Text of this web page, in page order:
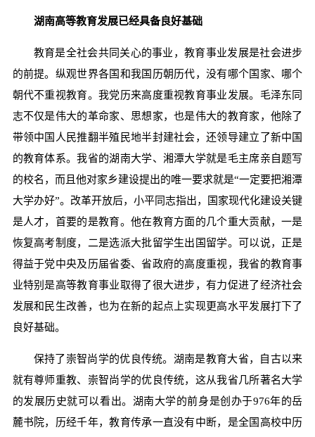
湖南高等教育发展已经具备良好基础
教育是全社会共同关心的事业，教育事业发展是社会进步
的前提。纵观世界各国和我国历朝历代，没有哪个国家、哪个
朝代不重视教育。我党历来高度重视教育事业发展。毛泽东同
志不仅是伟大的革命家、思想家，也是伟大的教育家，他除了
带领中国人民推翻半殖民地半封建社会，还领导建立了新中国
的教育体系。我省的湖南大学、湘潭大学就是毛主席亲自题写
的校名，而且他对家乡建设提出的唯一要求就是“一定要把湘潭
大学办好”。改革开放后，小平同志指出，国家现代化建设关键
是人才，首要的是教育。他在教育方面的几个重大贡献，一是
恢复高考制度，二是选派大批留学生出国留学。可以说，正是
得益于党中央及历届省委、省政府的高度重视，我省的教育事
业特别是高等教育事业取得了很大进步，有力促进了经济社会
发展和民生改善，也为在新的起点上实现更高水平发展打下了
良好基础。
保持了崇智尚学的优良传统。湖南是教育大省，自古以来
就有尊师重教、崇智尚学的优良传统，这从我省几所著名大学
的发展历史就可以看出。湖南大学的前身是创办于976年的岳
麓书院，历经千年，教育传承一直没有中断，是全国高校中历